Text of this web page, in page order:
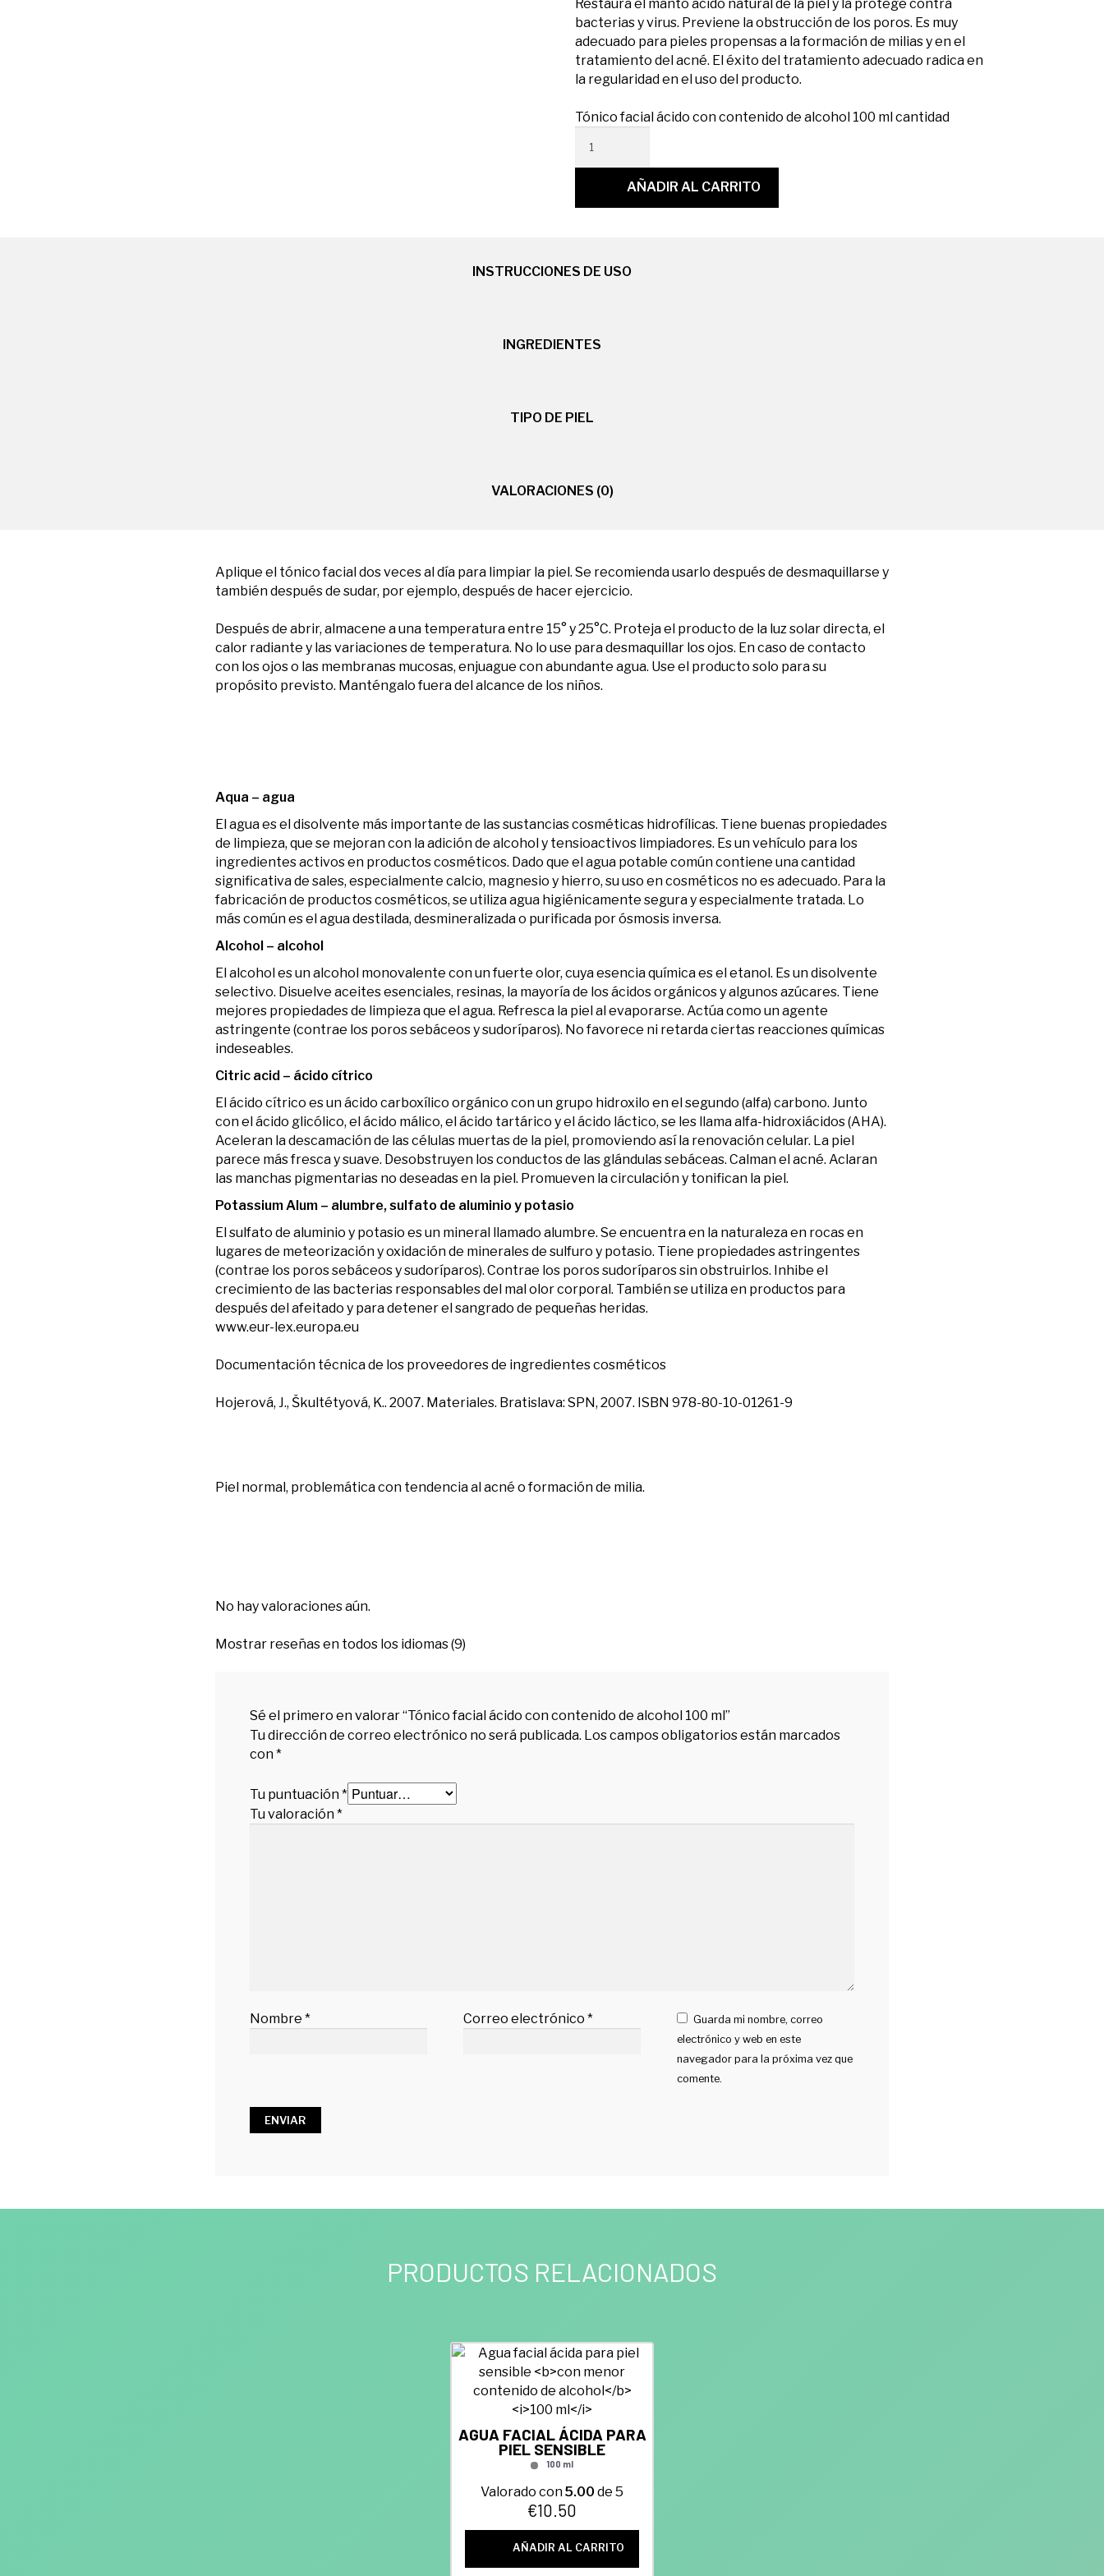
Restaura el manto ácido natural de la piel y la protege contra
bacterias y virus. Previene la obstrucción de los poros. Es muy
adecuado para pieles propensas a la formación de milias y en el
tratamiento del acné. El éxito del tratamiento adecuado radica en
la regularidad en el uso del producto.
Tónico facial ácido con contenido de alcohol 100 ml cantidad
AÑADIR AL CARRITO
INSTRUCCIONES DE USO
INGREDIENTES
TIPO DE PIEL
VALORACIONES (0)
Aplique el tónico facial dos veces al día para limpiar la piel. Se recomienda usarlo después de desmaquillarse y
también después de sudar, por ejemplo, después de hacer ejercicio.
Después de abrir, almacene a una temperatura entre 15° y 25°C. Proteja el producto de la luz solar directa, el
calor radiante y las variaciones de temperatura. No lo use para desmaquillar los ojos. En caso de contacto
con los ojos o las membranas mucosas, enjuague con abundante agua. Use el producto solo para su
propósito previsto. Manténgalo fuera del alcance de los niños.
Aqua – agua
El agua es el disolvente más importante de las sustancias cosméticas hidrofílicas. Tiene buenas propiedades
de limpieza, que se mejoran con la adición de alcohol y tensioactivos limpiadores. Es un vehículo para los
ingredientes activos en productos cosméticos. Dado que el agua potable común contiene una cantidad
significativa de sales, especialmente calcio, magnesio y hierro, su uso en cosméticos no es adecuado. Para la
fabricación de productos cosméticos, se utiliza agua higiénicamente segura y especialmente tratada. Lo
más común es el agua destilada, desmineralizada o purificada por ósmosis inversa.
Alcohol – alcohol
El alcohol es un alcohol monovalente con un fuerte olor, cuya esencia química es el etanol. Es un disolvente
selectivo. Disuelve aceites esenciales, resinas, la mayoría de los ácidos orgánicos y algunos azúcares. Tiene
mejores propiedades de limpieza que el agua. Refresca la piel al evaporarse. Actúa como un agente
astringente (contrae los poros sebáceos y sudoríparos). No favorece ni retarda ciertas reacciones químicas
indeseables.
Citric acid – ácido cítrico
El ácido cítrico es un ácido carboxílico orgánico con un grupo hidroxilo en el segundo (alfa) carbono. Junto
con el ácido glicólico, el ácido málico, el ácido tartárico y el ácido láctico, se les llama alfa-hidroxiácidos (AHA).
Aceleran la descamación de las células muertas de la piel, promoviendo así la renovación celular. La piel
parece más fresca y suave. Desobstruyen los conductos de las glándulas sebáceas. Calman el acné. Aclaran
las manchas pigmentarias no deseadas en la piel. Promueven la circulación y tonifican la piel.
Potassium Alum – alumbre, sulfato de aluminio y potasio
El sulfato de aluminio y potasio es un mineral llamado alumbre. Se encuentra en la naturaleza en rocas en
lugares de meteorización y oxidación de minerales de sulfuro y potasio. Tiene propiedades astringentes
(contrae los poros sebáceos y sudoríparos). Contrae los poros sudoríparos sin obstruirlos. Inhibe el
crecimiento de las bacterias responsables del mal olor corporal. También se utiliza en productos para
después del afeitado y para detener el sangrado de pequeñas heridas.
www.eur-lex.europa.eu
Documentación técnica de los proveedores de ingredientes cosméticos
Hojerová, J., Škultétyová, K.. 2007. Materiales. Bratislava: SPN, 2007. ISBN 978-80-10-01261-9
Piel normal, problemática con tendencia al acné o formación de milia.
No hay valoraciones aún.
Mostrar reseñas en todos los idiomas (9)
Sé el primero en valorar “Tónico facial ácido con contenido de alcohol 100 ml ”
Tu dirección de correo electrónico no será publicada. Los campos obligatorios están marcados
con*
Tu puntuación*
Tu valoración*
Nombre * Correo electrónico *
Guarda mi nombre, correo
electrónico y web en este
navegador para la próxima vez que
comente.
PRODUCTOS RELACIONADOS
AGUA FACIAL ÁCIDA PARA
PIEL SENSIBLE
100 ml
Valorado con5.00 de 5
€10.50
AÑADIR AL CARRITO